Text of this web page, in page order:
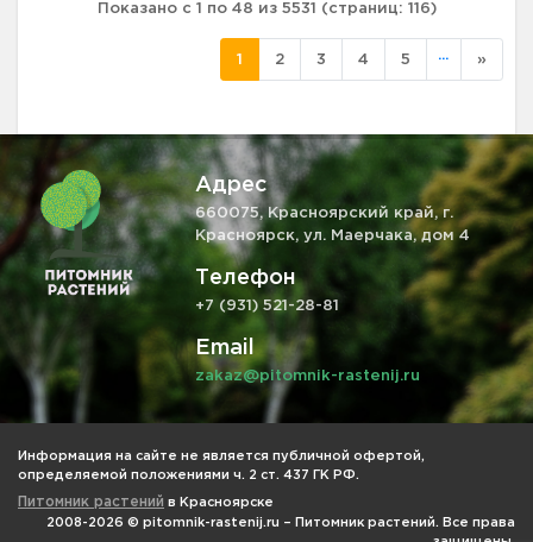
Показано с 1 по 48 из 5531 (страниц: 116)
1 2 3 4 5 ... »
Адрес
660075, Красноярский край, г.
Красноярск, ул. Маерчака, дом 4
Телефон
+7 (931) 521-28-81
Email
zakaz@pitomnik-rastenij.ru
Информация на сайте не является публичной офертой,
определяемой положениями ч. 2 ст. 437 ГК РФ.
Питомник растений в Красноярске
2008-2026 © pitomnik-rastenij.ru – Питомник растений. Все права